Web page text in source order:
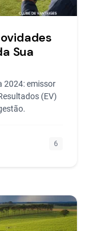
Sua
2024: emissor
(EV)
6